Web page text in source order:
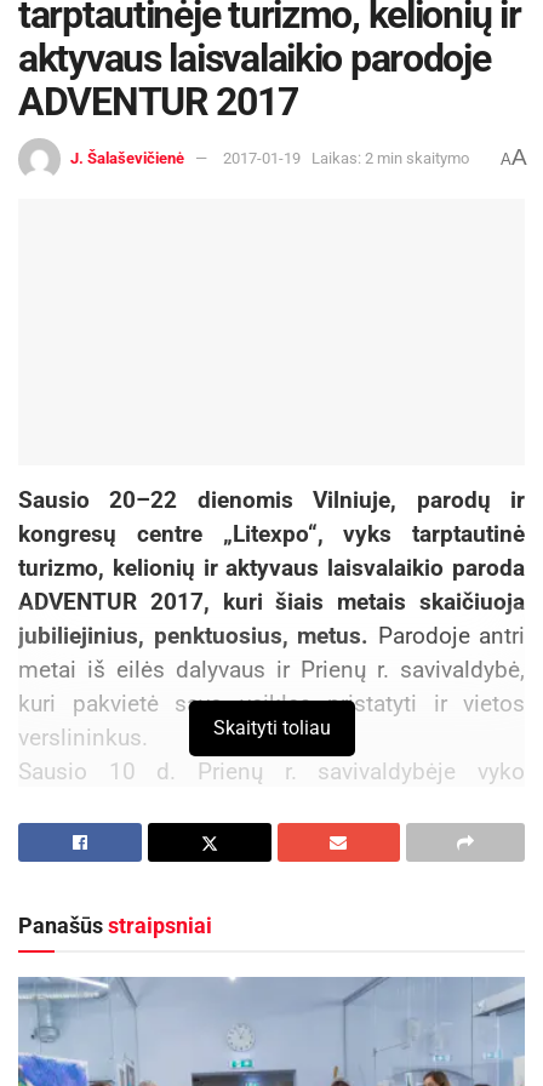
tarptautinėje turizmo, kelionių ir
aktyvaus laisvalaikio parodoje
ADVENTUR 2017
J. Šalaševičienė 2017-01-19 Laikas: 2 min skaitymo AA
Sausio 20–22 dienomis Vilniuje, parodų ir
kongresų centre „Litexpo“, vyks tarptautinė
turizmo, kelionių ir aktyvaus laisvalaikio paroda
ADVENTUR 2017, kuri šiais metais skaičiuoja
jubiliejinius, penktuosius, metus. Parodoje antri
metai iš eilės dalyvaus ir Prienų r. savivaldybė,
kuri pakvietė savo veiklas pristatyti ir vietos
verslininkus.
Sausio 10 d. Prienų r. savivaldybėje vyko
pasiruošimo parodai akcentai. Pasitarime
Kultūros, sporto ir jaunimo skyriaus vedėjas
Rimantas Šiugždinis, vyr. specialistė Edita
Jakimavičiūtė, Prienų krašto muziejaus direktorė
Lolita Batutienė, vyr. fondų saugotoja Ernesta
Juodsnukytė, UAB „Išlaužo žuvis“, UAB
Skaityti toliau
Panašūsstraipsniai